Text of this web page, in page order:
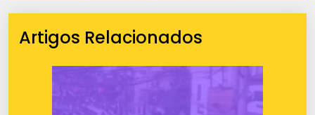
Artigos Relacionados